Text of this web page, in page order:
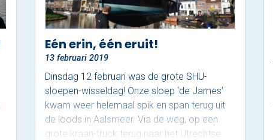
Eén erin, één eruit!
13 februari 2019
Dinsdag 12 februari was de grote SHU-
sloepen-wisseldag! Onze sloep ‘de James’
kwam weer helemaal spik en span terug uit
de loods in Aalsmeer. Via de weg, op een
grote kraan-truck terug naar het Utrechtse